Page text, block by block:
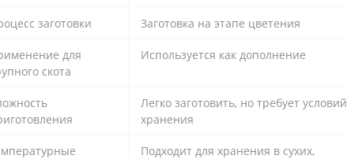
заготовки Заготовка на этапе цветения
для
скота
Используется как дополнение
Легко заготовить, но требует условий
хранения
Подходит для хранения в сухих,